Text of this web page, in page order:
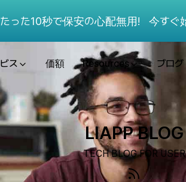
った10秒で保安の心配無用! 今すぐ
ス 価額 Resources ブログ
LIAPP BLOG
TECH BLOG FOR USER